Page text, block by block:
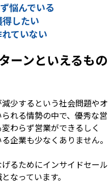
悩んでいる
したい
ていない
ーンといえるもの
少するという社会問題やオ
れる情勢の中で、優秀な営
わらず営業ができるしく
企業も少なくありません。
るためにインサイドセール
なっています。